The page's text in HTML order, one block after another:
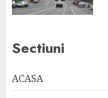
Sectiuni
ACASA